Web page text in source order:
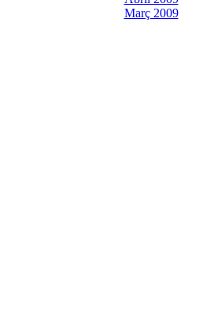
Març 2009